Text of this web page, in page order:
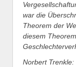
war die
Theorem der
diesem
Norbert Trenkle: